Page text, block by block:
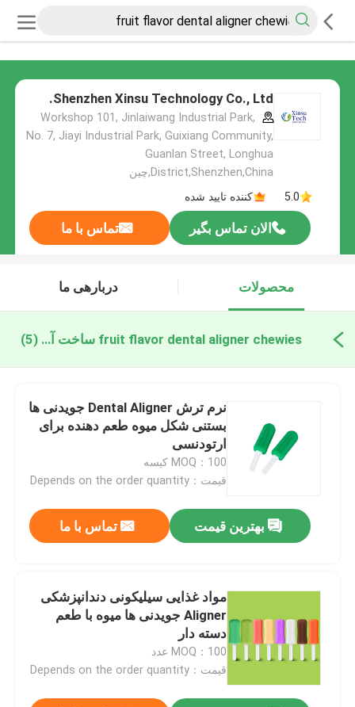
Shenzhen Xinsu Technology Co., Ltd.
Workshop 101, Jinlaiwang Industrial Park,
No. 7, Jiayi Industrial Park, Guixiang Community,
Guanlan Street, Longhua
District,Shenzhen,China,چین
5.0
کننده تایید شده
الان تماس بگیر تماس با ما
محصولات دربارهی ما
fruit flavor dental aligner chewies ساخت آنلاین (5)
نرم ترش Dental Aligner جویدنی ها
بستنی شکل میوه طعم دهنده برای
ارتودنسی
MOQ：100 کیسه
قیمت：Depends on the order quantity
بهترین قیمت تماس با ما
مواد غذایی سیلیکونی دندانپزشکی
Aligner جویدنی ها میوه با طعم
دسته دار
MOQ：100 عدد
قیمت：Depends on the order quantity